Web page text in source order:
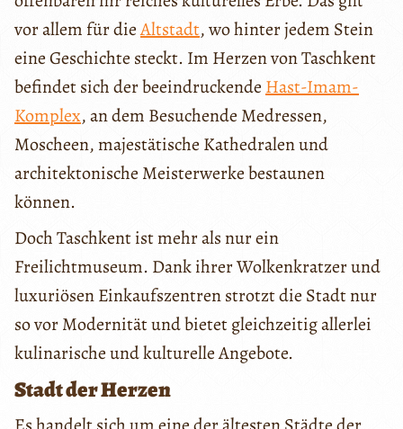
vor allem für dieAltstadt, wo hinter jedem Stein
eine Geschichte steckt. Im Herzen von Taschkent
befindet sich der beeindruckende Hast-Imam-
Komplex, an dem Besuchende Medressen,
Moscheen, majestätische Kathedralen und
architektonische Meisterwerke bestaunen
können.
Doch Taschkent ist mehr als nur ein
Freilichtmuseum. Dank ihrer Wolkenkratzer und
luxuriösen Einkaufszentren strotzt die Stadt nur
so vor Modernität und bietet gleichzeitig allerlei
kulinarische und kulturelle Angebote.
Stadt der Herzen